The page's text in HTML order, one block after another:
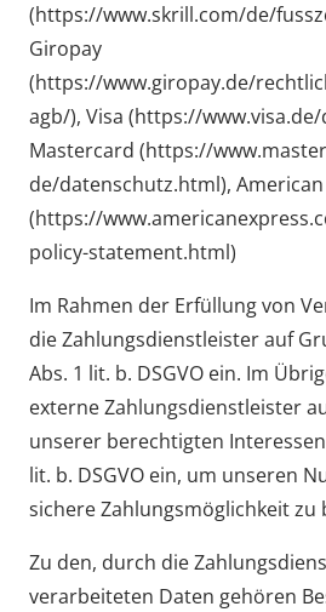
(https://www.skrill.com/de/
Giropay
(https://www.giropay.de/
agb/), Visa (https://
Mastercard (https://
de/datenschutz.html), American
(https://
policy-statement.html)
Im Rahmen der Erfüllung von
die Zahlungsdienstleister auf
Abs. 1 lit. b. DSGVO ein. Im
externe Zahlungsdienstleister
unserer berechtigten Interessen
lit. b. DSGVO ein, um unseren
sichere Zahlungsmöglichkeit zu
Zu den, durch die
verarbeiteten Daten gehören